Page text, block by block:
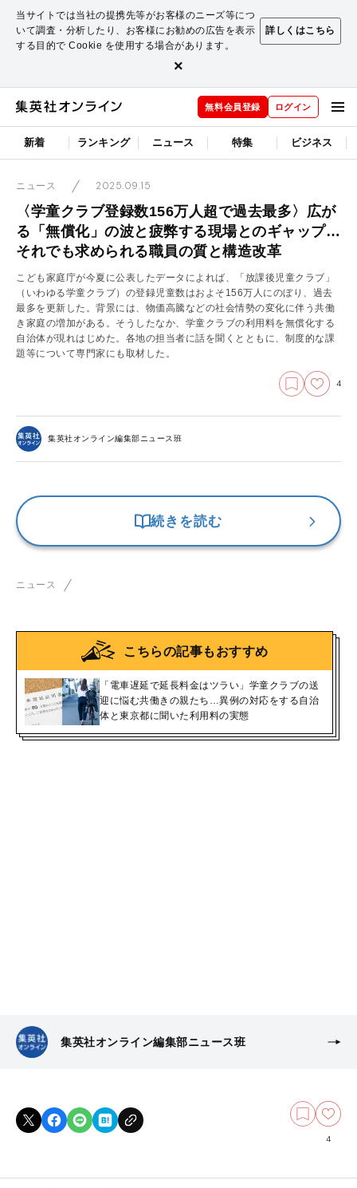
当サイトでは当社の提携先等がお客様のニーズ等につ
いて調査・分析したり、お客様にお勧めの広告を表示
する目的で Cookie を使用する場合があります。
詳しくはこちら
×
無料会員登録 ログイン
新着 ランキング ニュース 特集 ビジネス
ニュース 2025.09.15
〈学童クラブ登録数156万人超で過去最多〉広が
る「無償化」の波と疲弊する現場とのギャップ…
それでも求められる職員の質と構造改革
こども家庭庁が今夏に公表したデータによれば、「放課後児童クラブ」
（いわゆる学童クラブ）の登録児童数はおよそ156万人にのぼり、過去
最多を更新した。背景には、物価高騰などの社会情勢の変化に伴う共働
き家庭の増加がある。そうしたなか、学童クラブの利用料を無償化する
自治体が現れはじめた。各地の担当者に話を聞くとともに、制度的な課
題等について専門家にも取材した。
4
集英社オンライン編集部ニュース班
続きを読む
ニュース
こちらの記事もおすすめ
「電車遅延で延長料金はツラい」学童クラブの送
迎に悩む共働きの親たち…異例の対応をする自治
体と東京都に聞いた利用料の実態
集英社オンライン編集部ニュース班
4